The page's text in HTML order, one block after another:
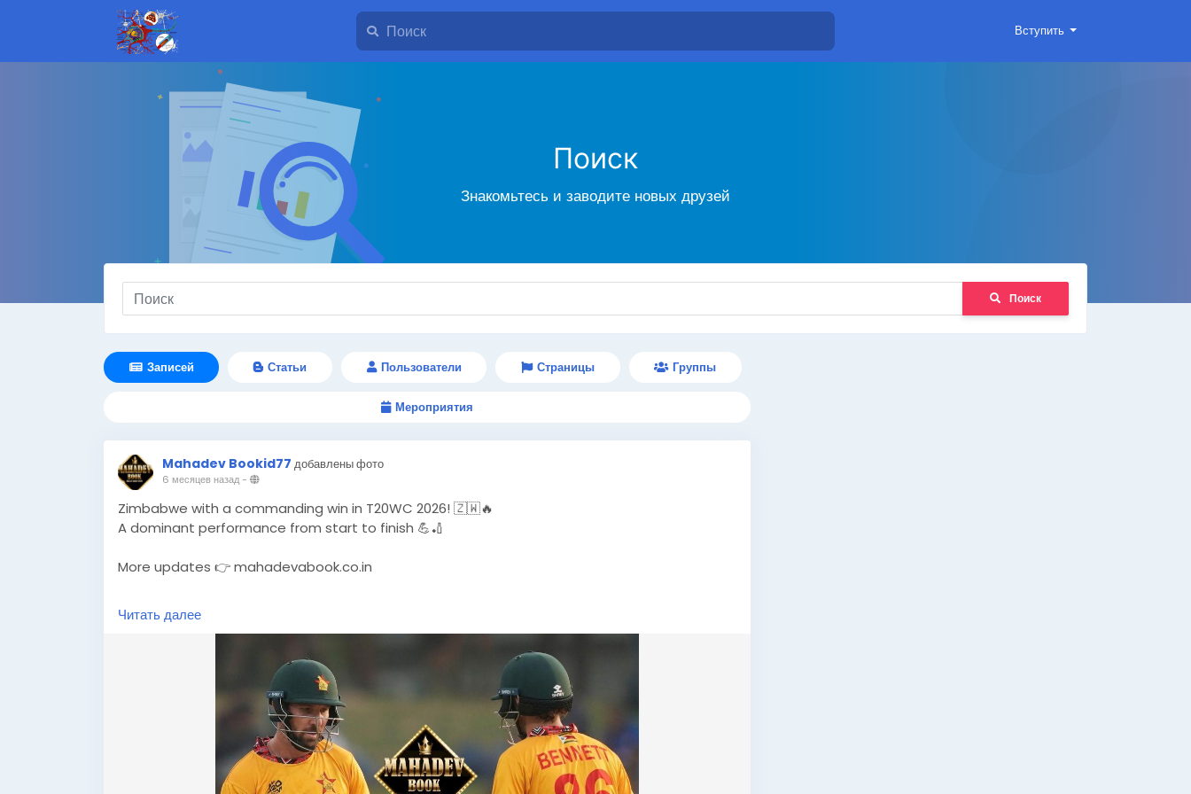
Вступить
Поиск
Знакомьтесь и заводите новых друзей
Поиск
Записей Статьи Пользователи Страницы Группы
Мероприятия
Mahadev Bookid77 добавлены фото
6 месяцев назад-
Zimbabwe with a commanding win in T20WC 2026! 🇿🇼🔥
A dominant performance from start to finish 💪🏏
More updates 👉 mahadevabook.co.in
#T20WC2026
Читать далее